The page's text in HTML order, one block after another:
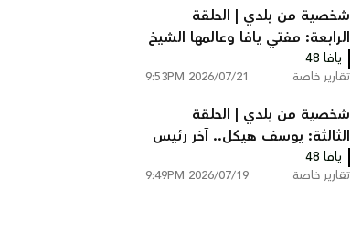
شخصية من بلدي | الحلقة
الرابعة: مفتي يافا وعالمها الشيخ
توفيق عبد الله الدجاني
يافا 48
تقارير خاصة 2026/07/21 9:53PM
شخصية من بلدي | الحلقة
الثالثة: يوسف هيكل.. آخر رئيس
لبلدية يافا قبل النكبة
يافا 48
تقارير خاصة 2026/07/19 9:49PM